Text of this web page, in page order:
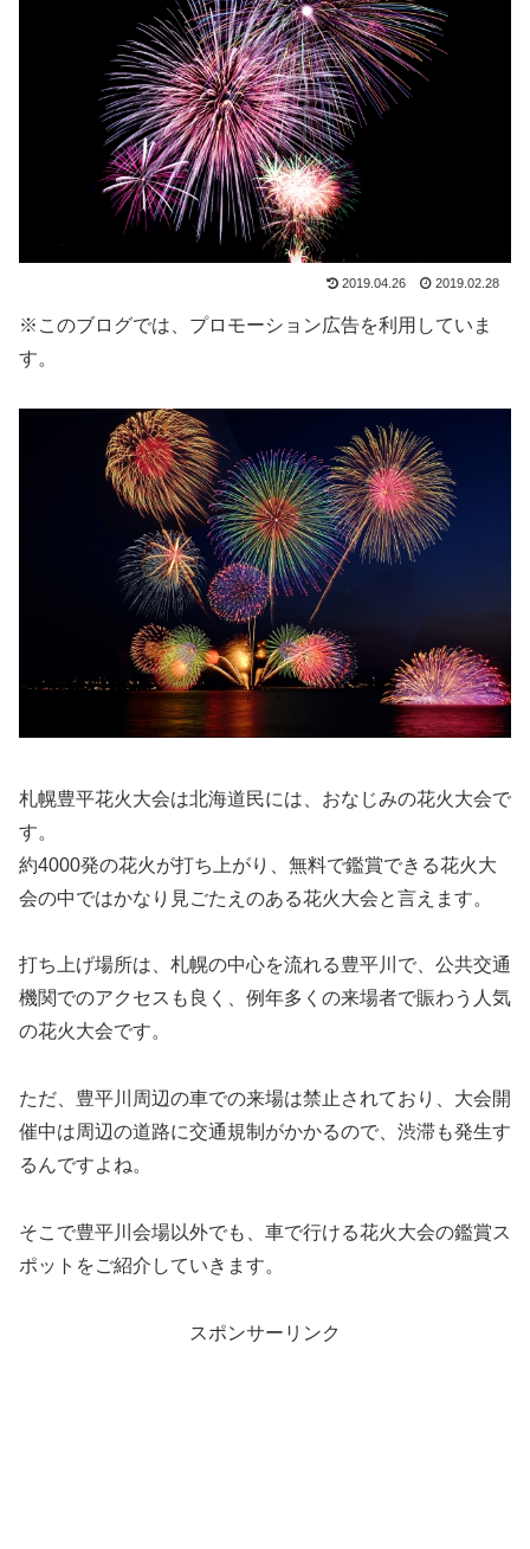
2019.04.26 2019.02.28
※このブログでは、プロモーション広告を利用していま
す。
札幌豊平花火大会は北海道民には、おなじみの花火大会で
す。
約4000発の花火が打ち上がり、無料で鑑賞できる花火大
会の中ではかなり見ごたえのある花火大会と言えます。
打ち上げ場所は、札幌の中心を流れる豊平川で、公共交通
機関でのアクセスも良く、例年多くの来場者で賑わう人気
の花火大会です。
ただ、豊平川周辺の車での来場は禁止されており、大会開
催中は周辺の道路に交通規制がかかるので、渋滞も発生す
るんですよね。
そこで豊平川会場以外でも、車で行ける花火大会の鑑賞ス
ポットをご紹介していきます。
スポンサーリンク